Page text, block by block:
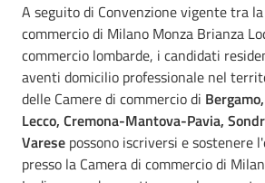
A seguito di Convenzione vigente tra
commercio di Milano Monza Brianza
commercio lombarde, i candidati
aventi domicilio professionale nel
delle Camere di commercio di
Lecco, Cremona-Mantova-Pavia,
Varese possono iscriversi e sostenere
presso la Camera di commercio di